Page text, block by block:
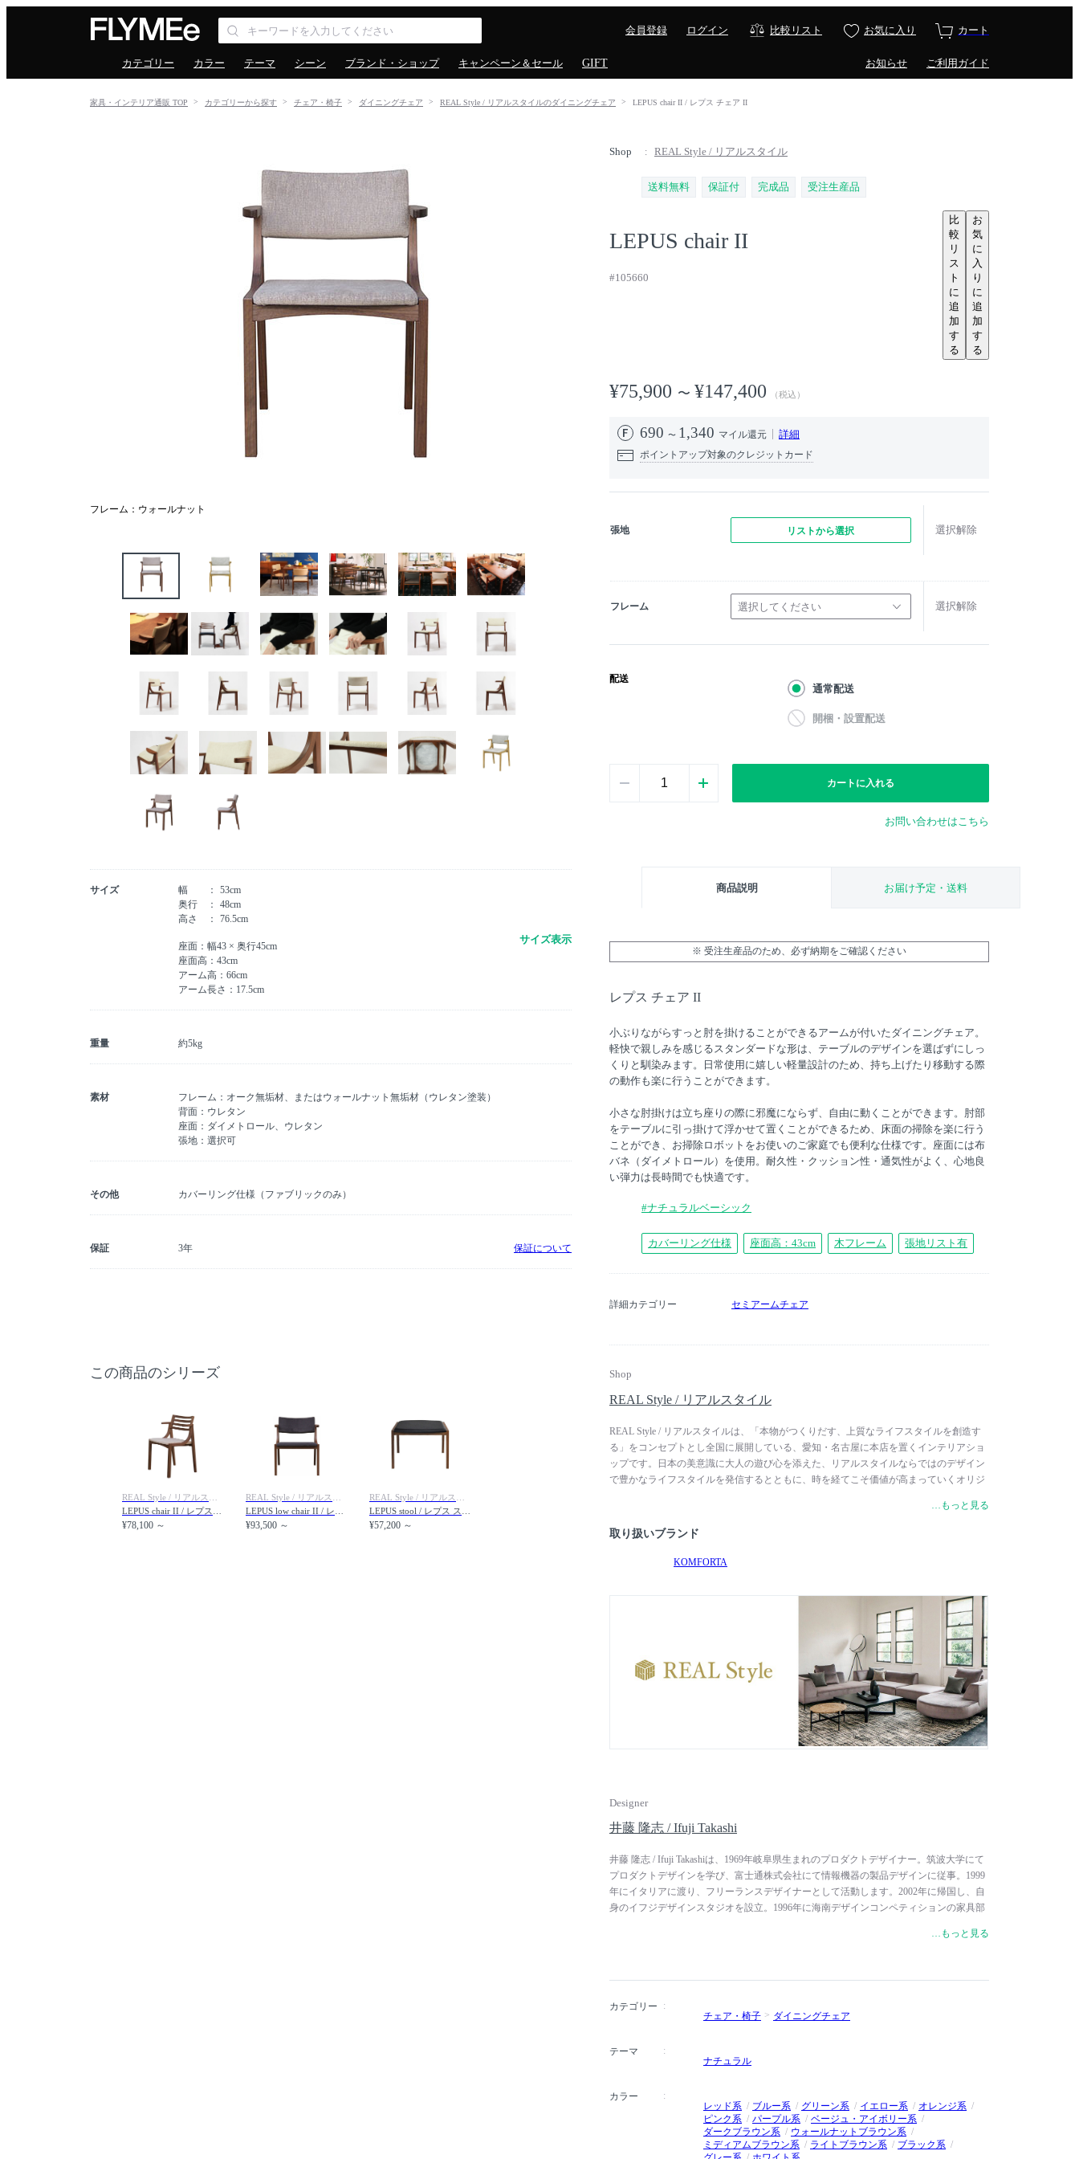
会員登録 ログイン 比較リスト お気に入り カート
カテゴリー カラー テーマ シーン ブランド・ショップ キャンペーン＆セール GIFT お知らせ ご利用ガイド
家具・インテリア通販 TOP カテゴリーから探す チェア・椅子 ダイニングチェア REAL Style / リアルスタイルのダイニングチェア LEPUS chair II / レプス チェア II
Shop REAL Style / リアルスタイル
送料無料 保証付 完成品 受注生産品
LEPUS chair II
#105660
比
較
リ
ス
ト
に
追
加
す
る
お
気
に
入
り
に
追
加
す
る
¥75,900 ¥147,400 （税込）
690 1,340 マイル還元 詳細
ポイントアップ対象のクレジットカード
張地 リストから選択 選択解除
フレーム 選択してください 選択解除
配送
通常配送
開梱・設置配送
カートに入れる
お問い合わせはこちら
商品説明 お届け予定・送料
※ 受注生産品のため、必ず納期をご確認ください
レプス チェア II
小ぶりながらすっと肘を掛けることができるアームが付いたダイニングチェア。
軽快で親しみを感じるスタンダードな形は、テーブルのデザインを選ばずにしっ
くりと馴染みます。日常使用に嬉しい軽量設計のため、持ち上げたり移動する際
の動作も楽に行うことができます。
小さな肘掛けは立ち座りの際に邪魔にならず、自由に動くことができます。肘部
をテーブルに引っ掛けて浮かせて置くことができるため、床面の掃除を楽に行う
ことができ、お掃除ロボットをお使いのご家庭でも便利な仕様です。座面には布
バネ（ダイメトロール）を使用。耐久性・クッション性・通気性がよく、心地良
い弾力は長時間でも快適です。
#ナチュラルベーシック
カバーリング仕様 座面高：43cm 木フレーム 張地リスト有
詳細カテゴリー セミアームチェア
Shop
REAL Style / リアルスタイル
REAL Style / リアルスタイルは、「本物がつくりだす、上質なライフスタイルを創造す
る」をコンセプトとし全国に展開している、愛知・名古屋に本店を置くインテリアショ
ップです。日本の美意識に大人の遊び心を添えた、リアルスタイルならではのデザイン
で豊かなライフスタイルを発信するとともに、時を経てこそ価値が高まっていくオリジ
素なのに贅沢」といった、日本の暮らしの中で生まれた意匠を、日本の感性と技で受け
継いでいくこと。そして、からだが触れた時の感覚を大切にし、質の高い素材を吟味し
て職人の手によって仕上げること。日本のインテリアブランドとして、日本の素晴らし
いモノづくりを世界に発信できるブランドを目指しています。
…もっと見る
取り扱いブランド
KOMFORTA
Designer
井藤 隆志 / Ifuji Takashi
井藤 隆志 / Ifuji Takashiは、1969年岐阜県生まれのプロダクトデザイナー。筑波大学にて
プロダクトデザインを学び、富士通株式会社にて情報機器の製品デザインに従事。1999
年にイタリアに渡り、フリーランスデザイナーとして活動します。2002年に帰国し、自
身のイフジデザインスタジオを設立。1996年に海南デザインコンペティションの家具部
Yearbook選定（イギリス）、2003年に100% Folding Chairs Competition入賞（イタリア）な
…もっと見る
カテゴリー
チェア・椅子
ダイニングチェア
テーマ
ナチュラル
カラー
レッド系
ブルー系 グリーン系 イエロー系
オレンジ系
ピンク系
パープル系
ベージュ・アイボリー系
ダークブラウン系
ウォールナットブラウン系
ミディアムブラウン系
ライトブラウン系
ブラック系
フレーム：ウォールナット
サイズ 幅
53cm
奥行
48cm
高さ
76.5cm
座面：幅43 × 奥行45cm
座面高：43cm
アーム高：66cm
アーム長さ：17.5cm
サイズ表示
重量 約5kg
素材
フレーム：オーク無垢材、またはウォールナット無垢材（ウレタン塗装）
背面：ウレタン
座面：ダイメトロール、ウレタン
張地：選択可
その他 カバーリング仕様（ファブリックのみ）
保証 3年 保証について
この商品のシリーズ
¥78,100 ～ ¥93,500 ～ ¥57,200 ～